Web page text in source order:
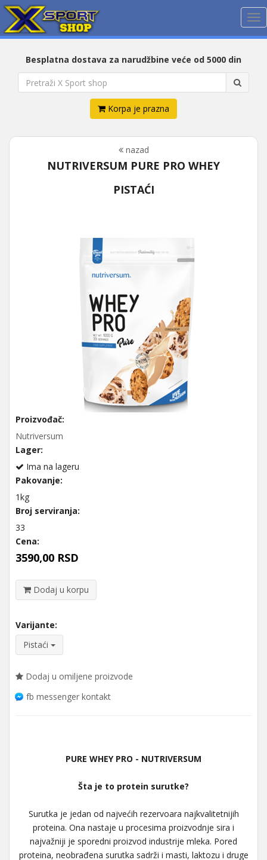
Besplatna dostava za narudžbine veće od 5000 din
Korpa je prazna
nazad
NUTRIVERSUM PURE PRO WHEY
PISTAĆI
Proizvođač:
Nutriversum
Lager:
Ima na lageru
Pakovanje:
1kg
Broj serviranja:
33
Cena:
3590,00 RSD
Dodaj u korpu
Varijante:
Pistaći
Dodaj u omiljene proizvode
fb messenger kontakt
PURE WHEY PRO - NUTRIVERSUM
Šta je to protein surutke?
Surutka je jedan od najvećih rezervoara najkvalitetnijih
proteina. Ona nastaje u procesima proizvodnje sira i
najvažniji je sporedni proizvod industrije mleka. Pored
proteina, neobrađena surutka sadrži i masti, laktozu i druge